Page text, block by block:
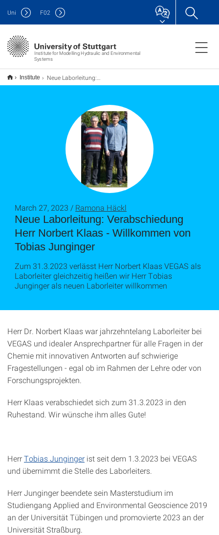
Institute for Modelling Hydraulic and Environmental
Systems
Uni F02
Institute Neue Laborleitung: Verabschiedung Herr Norbert Klaas - Willkommen von Tobias Junginger
Neue Laborleitung: Verabschiedung
Herr Norbert Klaas - Willkommen von
Tobias Junginger
March 27, 2023 / Ramona Häckl
Zum 31.3.2023 verlässt Herr Norbert Klaas VEGAS als
Laborleiter gleichzeitig heißen wir Herr Tobias
Junginger als neuen Laborleiter willkommen
Herr Dr. Norbert Klaas war jahrzehntelang Laborleiter bei
VEGAS und idealer Ansprechpartner für alle Fragen in der
Chemie mit innovativen Antworten auf schwierige
Fragestellungen - egal ob im Rahmen der Lehre oder von
Forschungsprojekten.
Herr Klaas verabschiedet sich zum 31.3.2023 in den
Ruhestand. Wir wünsche ihm alles Gute!
HerrTobias Junginger ist seit dem 1.3.2023 bei VEGAS
und übernimmt die Stelle des Laborleiters.
Herr Junginger beendete sein Masterstudium im
Studiengang Applied and Environmental Geoscience 2019
an der Universität Tübingen und promovierte 2023 an der
Universität Straßburg.